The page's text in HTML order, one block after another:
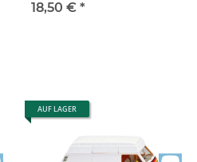
18,50 € *
AUF LAGER